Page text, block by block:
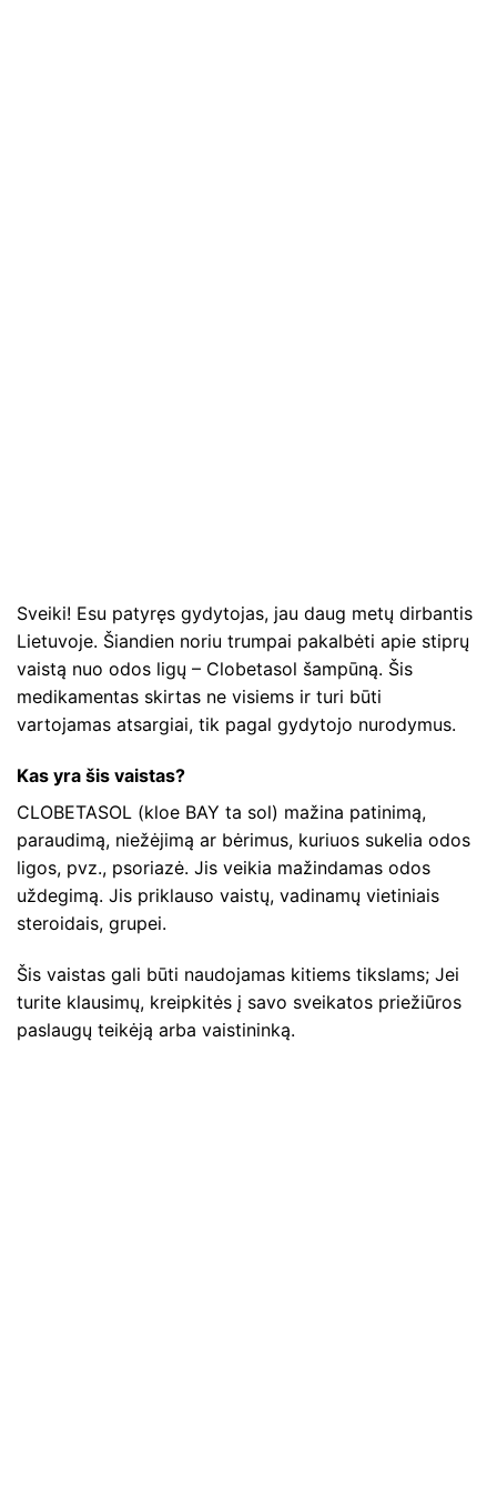
Sveiki! Esu patyręs gydytojas, jau daug metų dirbantis
Lietuvoje. Šiandien noriu trumpai pakalbėti apie stiprų
vaistą nuo odos ligų – Clobetasol šampūną. Šis
medikamentas skirtas ne visiems ir turi būti
vartojamas atsargiai, tik pagal gydytojo nurodymus.
Kas yra šis vaistas?
CLOBETASOL (kloe BAY ta sol) mažina patinimą,
paraudimą, niežėjimą ar bėrimus, kuriuos sukelia odos
ligos, pvz., psoriazė. Jis veikia mažindamas odos
uždegimą. Jis priklauso vaistų, vadinamų vietiniais
steroidais, grupei.
Šis vaistas gali būti naudojamas kitiems tikslams; Jei
turite klausimų, kreipkitės į savo sveikatos priežiūros
paslaugų teikėją arba vaistininką.